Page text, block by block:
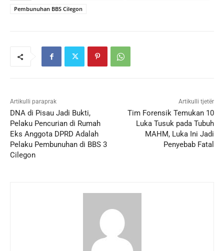
Pembunuhan BBS Cilegon
Artikulli paraprak
DNA di Pisau Jadi Bukti,
Pelaku Pencurian di Rumah
Eks Anggota DPRD Adalah
Pelaku Pembunuhan di BBS 3
Cilegon
Artikulli tjetër
Tim Forensik Temukan 10
Luka Tusuk pada Tubuh
MAHM, Luka Ini Jadi
Penyebab Fatal